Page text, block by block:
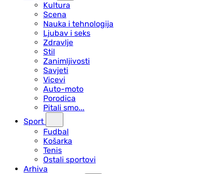
Kultura
Scena
Nauka i tehnologija
Ljubav i seks
Zdravlje
Stil
Zanimljivosti
Savjeti
Vicevi
Auto-moto
Porodica
Pitali smo...
Sport
Fudbal
Košarka
Tenis
Ostali sportovi
Arhiva